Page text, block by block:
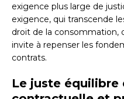
exigence plus large de
exigence, qui transcende
droit de la consommation,
invite à repenser les
contrats.
Le juste